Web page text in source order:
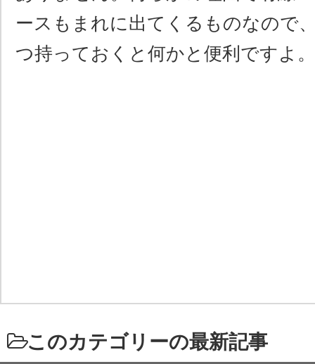
ースもまれに出てくるものなので
つ持っておくと何かと便利ですよ。
このカテゴリーの最新記事